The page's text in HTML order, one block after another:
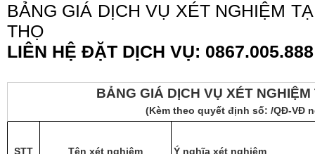
BẢNG GIÁ DỊCH VỤ XÉT NGHIỆM
THỌ
LIÊN HỆ ĐẶT DỊCH VỤ: 0867.005.888
BẢNG GIÁ DỊCH VỤ XÉT
(Kèm theo quyết định số: /QĐ-VĐ
STT Tên xét nghiệm Ý nghĩa xét nghiệm